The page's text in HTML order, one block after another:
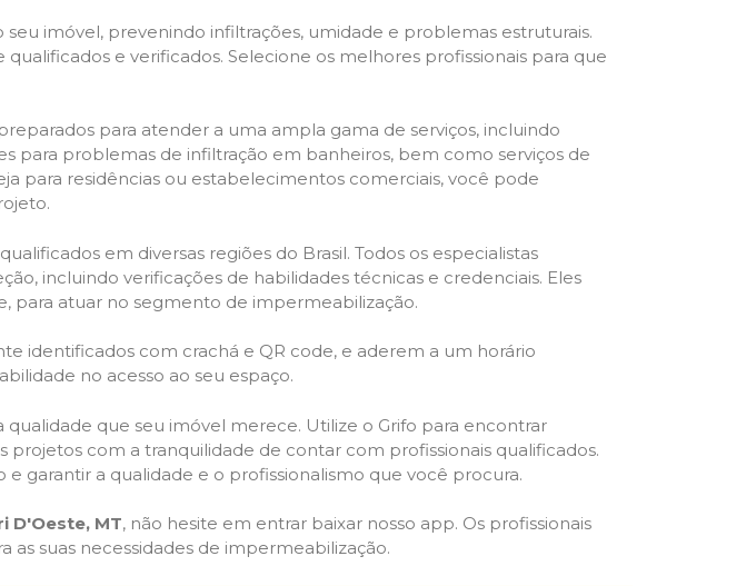
imóvel, prevenindo infiltrações, umidade e problemas estruturais.
qualificados e verificados. Selecione os melhores profissionais para que
para atender a uma ampla gama de serviços, incluindo
para problemas de infiltração em banheiros, bem como serviços de
para residências ou estabelecimentos comerciais, você pode
em diversas regiões do Brasil. Todos os especialistas
incluindo verificações de habilidades técnicas e credenciais. Eles
para atuar no segmento de impermeabilização.
identificados com crachá e QR code, e aderem a um horário
no acesso ao seu espaço.
que seu imóvel merece. Utilize o Grifo para encontrar
com a tranquilidade de contar com profissionais qualificados.
garantir a qualidade e o profissionalismo que você procura.
D'Oeste, MT, não hesite em entrar baixar nosso app. Os profissionais
as suas necessidades de impermeabilização.